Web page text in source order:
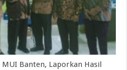
Banten, Laporkan Hasil